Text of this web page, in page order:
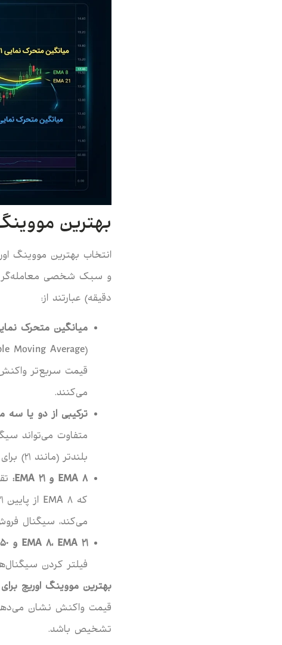
بهترین
انتخاب بهترین مووینگ
دقیقه) عبارتند از:
میانگین متحرک
می‌کنند.
ترکیبی از دو یا سه
بلندتر (مانند 21) برای تشخیص روند و نقاط ورود.
EMA 8 وEMA 21
:
می‌کند، سیگنال
EMA 8، EMA 21 و
فیلتر کردن
بهترین مووینگ اوریج
قیمت واکنش نشان
تشخیص باشد.